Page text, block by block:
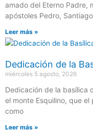
amado del Eterno Padre,
apóstoles Pedro,
Leer más »
Dedicación de la
miércoles 5 agosto, 2026
Dedicación de la basílica
el monte Esquilino, que
como
Leer más »